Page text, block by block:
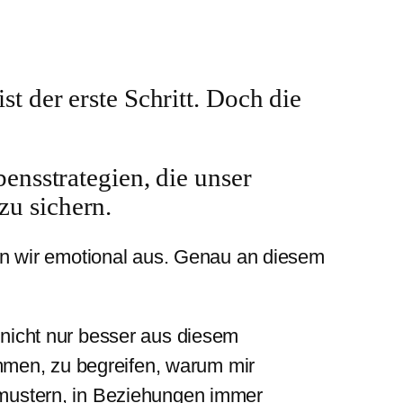
der erste Schritt. Doch die
die unser
sichern.
wir emotional aus. Genau an diesem
nur besser aus diesem
zu begreifen, warum mir
in Beziehungen immer